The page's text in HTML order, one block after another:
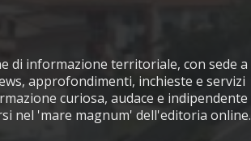
di informazione territoriale, con sede a
approfondimenti, inchieste e servizi
curiosa, audace e indipendente
nel 'mare magnum' dell'editoria online.